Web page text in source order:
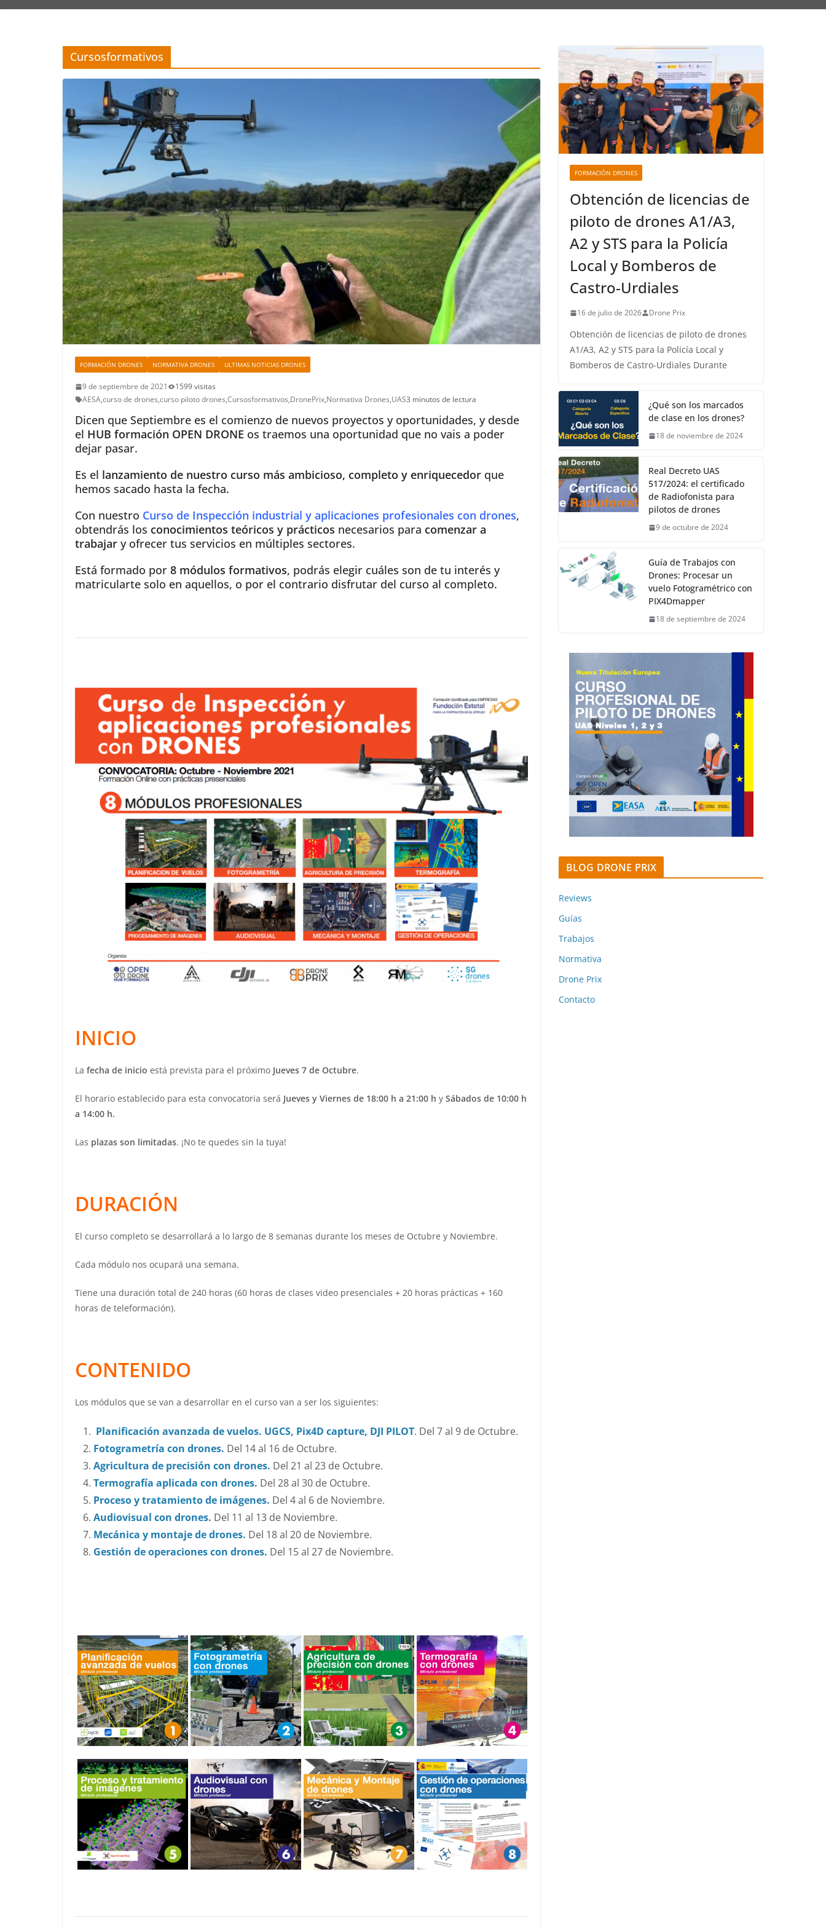
Cursosformativos
FORMACIÓN DRONES NORMATIVA DRONES ULTIMAS NOTICIAS DRONES
9 de septiembre de 2021
1599 visitas
AESA,curso de drones,curso piloto drones,Cursosformativos,DronePrix,Normativa Drones,UAS3 minutos de lectura
Dicen que Septiembre es el comienzo de nuevos proyectos y oportunidades, y desde
el HUB formación OPEN DRONE os traemos una oportunidad que no vais a poder
dejar pasar.
Es el lanzamiento de nuestro curso más ambicioso, completo y enriquecedor que
hemos sacado hasta la fecha.
Con nuestro Curso de Inspección industrial y aplicaciones profesionales con drones,
obtendrás los conocimientos teóricos y prácticos necesarios para comenzar a
trabajar y ofrecer tus servicios en múltiples sectores.
Está formado por 8 módulos formativos, podrás elegir cuáles son de tu interés y
matricularte solo en aquellos, o por el contrario disfrutar del curso al completo.
INICIO
La fecha de inicio está prevista para el próximo Jueves 7 de Octubre.
El horario establecido para esta convocatoria será Jueves y Viernes de 18:00 h a 21:00 h y Sábados de 10:00 h
a 14:00 h.
Las plazas son limitadas. ¡No te quedes sin la tuya!
DURACIÓN
El curso completo se desarrollará a lo largo de 8 semanas durante los meses de Octubre y Noviembre.
Cada módulo nos ocupará una semana.
Tiene una duración total de 240 horas (60 horas de clases video presenciales + 20 horas prácticas + 160
horas de teleformación).
CONTENIDO
Los módulos que se van a desarrollar en el curso van a ser los siguientes:
Planificación avanzada de vuelos. UGCS, Pix4D capture, DJI PILOT. Del 7 al 9 de Octubre.
Fotogrametría con drones. Del 14 al 16 de Octubre.
Agricultura de precisión con drones. Del 21 al 23 de Octubre.
Termografía aplicada con drones. Del 28 al 30 de Octubre.
Proceso y tratamiento de imágenes. Del 4 al 6 de Noviembre.
Audiovisual con drones. Del 11 al 13 de Noviembre.
Mecánica y montaje de drones. Del 18 al 20 de Noviembre.
Gestión de operaciones con drones. Del 15 al 27 de Noviembre.
FORMACIÓN DRONES
Obtención de licencias de
piloto de drones A1/A3,
A2 y STS para la Policía
Local y Bomberos de
Castro-Urdiales
16 de julio de 2026 Drone Prix
Obtención de licencias de piloto de drones
A1/A3, A2 y STS para la Policía Local y
Bomberos de Castro-Urdiales Durante
¿Qué son los marcados
de clase en los drones?
18 de noviembre de 2024
Real Decreto UAS
517/2024: el certificado
de Radiofonista para
pilotos de drones
9 de octubre de 2024
Guía de Trabajos con
Drones: Procesar un
vuelo Fotogramétrico con
PIX4Dmapper
18 de septiembre de 2024
BLOG DRONE PRIX
Reviews
Guías
Trabajos
Normativa
Drone Prix
Contacto